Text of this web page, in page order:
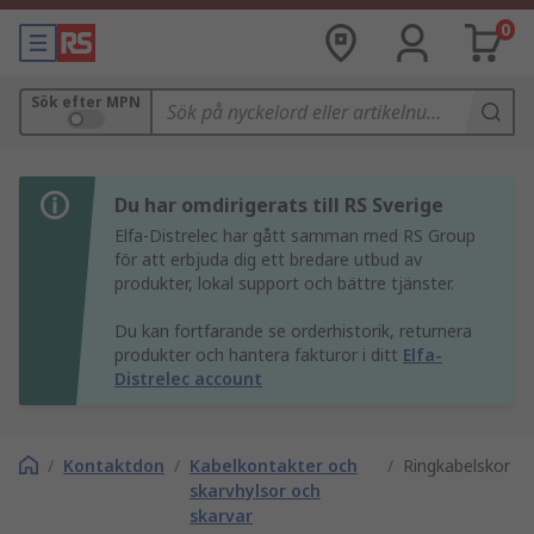
0
Sök efter MPN
Du har omdirigerats till RS Sverige
Elfa-Distrelec har gått samman med RS Group
för att erbjuda dig ett bredare utbud av
produkter, lokal support och bättre tjänster.
Du kan fortfarande se orderhistorik, returnera
produkter och hantera fakturor i ditt Elfa-
Distrelec account
/ Kontaktdon / Kabelkontakter och
skarvhylsor och
skarvar
/ Ringkabelskor